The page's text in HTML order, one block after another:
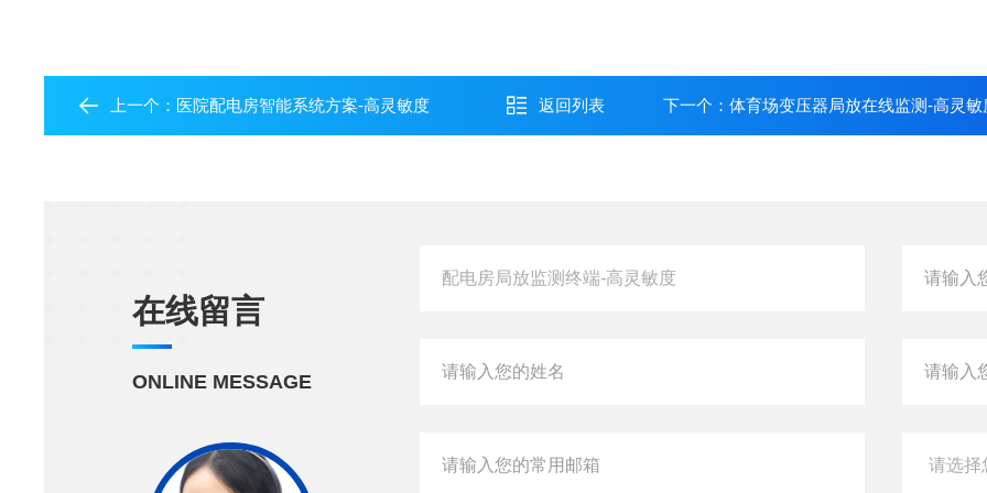
上一个： 医院配电房智能系统方案-高灵敏度 返回列表 下一个： 体育场变压器局放在线监测-高灵敏
在线留言
ONLINE MESSAGE